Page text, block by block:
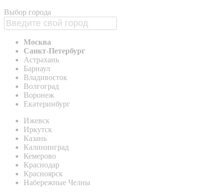
Выбор города
Москва
Санкт-Петербург
Астрахань
Барнаул
Владивосток
Волгоград
Воронеж
Екатеринбург
Ижевск
Иркутск
Казань
Калининград
Кемерово
Краснодар
Красноярск
Набережные Челны